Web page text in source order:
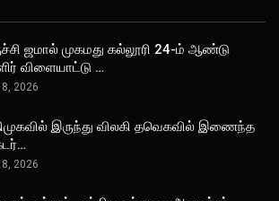
ஜமால் முகமது கல்லூரி 24-ம் ஆண்டு
விளையாட்டு …
2026
இருந்து விலகி தவெகவில் இணைந்த
8, 2026